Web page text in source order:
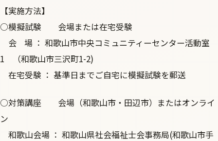
【実施方法】
○模擬試験 会場または在宅受験
会 場 ： 和歌山市中央コミュニティーセンター活動室
1 （和歌山市三沢町1-2)
在宅受験 ： 基準日までご自宅に模擬試験を郵送
○対策講座 会場（和歌山市・田辺市）またはオンライ
ン
和歌山会場 ： 和歌山県社会福祉士会事務局(和歌山市手